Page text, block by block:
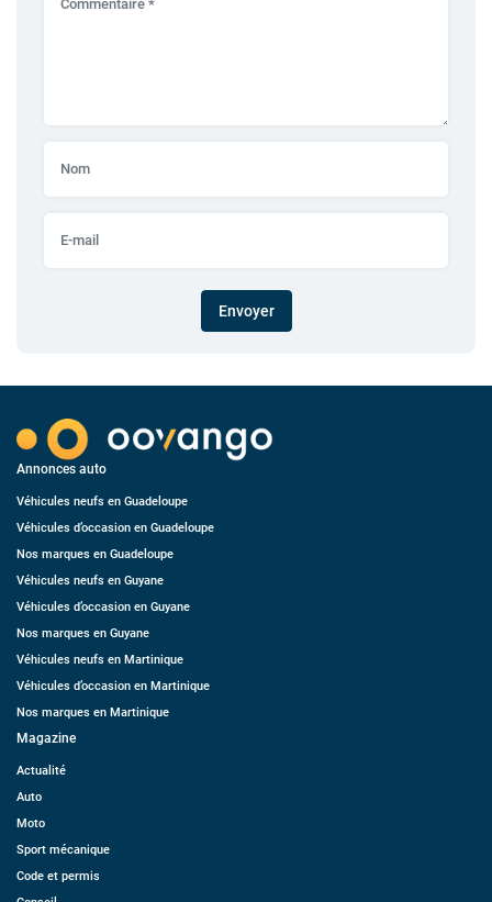
Envoyer
Annonces auto
Véhicules neufs en Guadeloupe
Véhicules d’occasion en Guadeloupe
Nos marques en Guadeloupe
Véhicules neufs en Guyane
Véhicules d’occasion en Guyane
Nos marques en Guyane
Véhicules neufs en Martinique
Véhicules d’occasion en Martinique
Nos marques en Martinique
Magazine
Actualité
Auto
Moto
Sport mécanique
Code et permis